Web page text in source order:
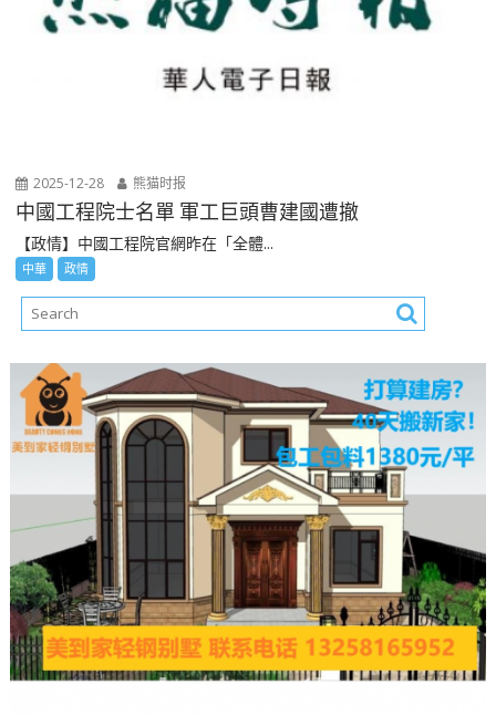
2025-12-28 熊猫时报
中國工程院士名單 軍工巨頭曹建國遭撤
【政情】中國工程院官網昨在「全體...
中華 政情